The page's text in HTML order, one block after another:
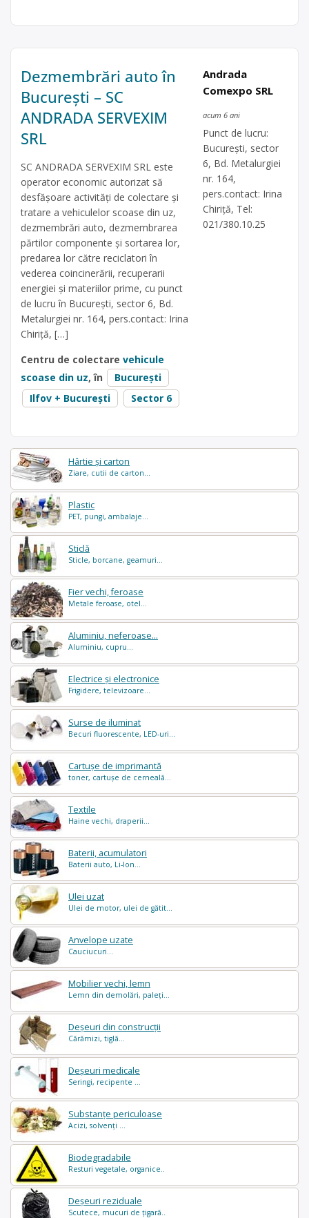
Hârtie și carton
Ziare, cutii de carton...
Plastic
PET, pungi, ambalaje...
Sticlă
Sticle, borcane, geamuri...
Fier vechi, feroase
Metale feroase, otel...
Aluminiu, neferoase...
Aluminiu, cupru...
Electrice și electronice
Frigidere, televizoare...
Surse de iluminat
Becuri fluorescente, LED-uri...
Cartușe de imprimantă
toner, cartușe de cerneală...
Textile
Haine vechi, draperii...
Baterii, acumulatori
Baterii auto, Li-Ion...
Ulei uzat
Ulei de motor, ulei de gătit...
Anvelope uzate
Cauciucuri...
Mobilier vechi, lemn
Lemn din demolări, paleți...
Deșeuri din construcții
Cărămizi, tiglă...
Deșeuri medicale
Seringi, recipente ...
Substanțe periculoase
Acizi, solvenți ...
Biodegradabile
Resturi vegetale, organice..
Deșeuri reziduale
Scutece, mucuri de țigară..
Dezmembrări auto în
București – SC
ANDRADA SERVEXIM
SRL
SC ANDRADA SERVEXIM SRL este
operator economic autorizat să
desfăşoare activităţi de colectare şi
tratare a vehiculelor scoase din uz,
dezmembrări auto, dezmembrarea
părtilor componente și sortarea lor,
predarea lor către reciclatori în
vederea coincinerării, recuperarii
energiei și materiilor prime, cu punct
de lucru în București, sector 6, Bd.
Metalurgiei nr. 164, pers.contact: Irina
Chiriță, […]
Centru de colectare vehicule
scoase din uz, în
București
Ilfov + București
Sector 6
Andrada
Comexpo SRL
acum 6 ani
Punct de lucru:
București, sector
6, Bd. Metalurgiei
nr. 164,
pers.contact: Irina
Chiriță, Tel:
021/380.10.25